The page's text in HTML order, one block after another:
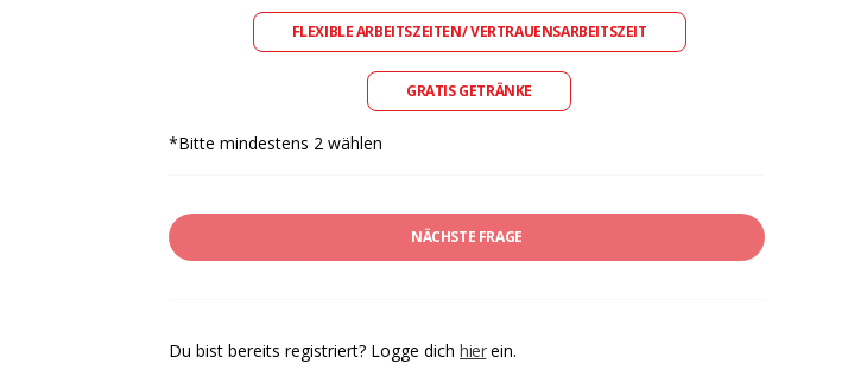
FLEXIBLE ARBEITSZEITEN/ VERTRAUENSARBEITSZEIT
GRATIS GETRÄNKE
*Bitte mindestens 2 wählen
NÄCHSTE FRAGE
Du bist bereits registriert? Logge dich hierein.